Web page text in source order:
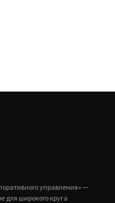
управления» —
для широкого круга